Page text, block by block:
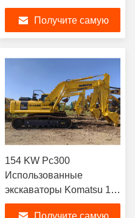
Dx215 Доусан колесный
экскаваторПолучите самую
154 KW Pc300
Использованные
экскаваторы Komatsu 1,8
м3 Кувшинный кралер